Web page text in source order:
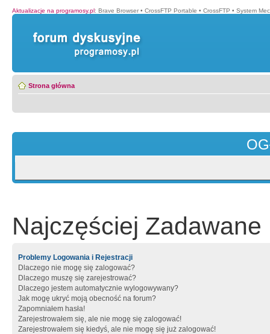
Aktualizacje na programosy.pl: Brave Browser • CrossFTP Portable • CrossFTP • System
Strona główna
Najczęściej Zadawane
Problemy Logowania i Rejestracji
Dlaczego nie mogę się zalogować?
Dlaczego muszę się zarejestrować?
Dlaczego jestem automatycznie wylogowywany?
Jak mogę ukryć moją obecność na forum?
Zapomniałem hasła!
Zarejestrowałem się, ale nie mogę się zalogować!
Zarejestrowałem się kiedyś, ale nie mogę się już zalogować!